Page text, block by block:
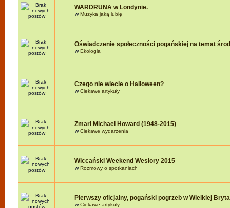
WARDRUNA w Londynie.
wMuzyka jaką lubię
Oświadczenie społeczności pogańskiej na temat
wEkologia
Czego nie wiecie o Halloween?
wCiekawe artykuły
Zmarł Michael Howard (1948-2015)
wCiekawe wydarzenia
Wiccański Weekend Wesiory 2015
wRozmowy o spotkaniach
Pierwszy oficjalny, pogański pogrzeb w Wielkiej
wCiekawe artykuły